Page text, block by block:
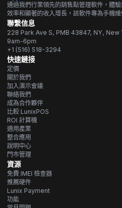
通過我們行業領先的銷售點管理軟件，體
效率和顯著的收入增長，該軟件專為手機維
聯繫信息
228 Park Ave S, PMB 43847, NY, New
9am-6pm
+1 (516) 518-3294
快速鏈接
定價
關於我們
加入演示會議
聯絡我們
成為合作夥伴
比較 LunixPOS
ROI 計算機
適用產業
整合應用
說明中心
門市管理
資源
免費 IMEI 檢查器
推薦硬件
Lunix Payment
功能